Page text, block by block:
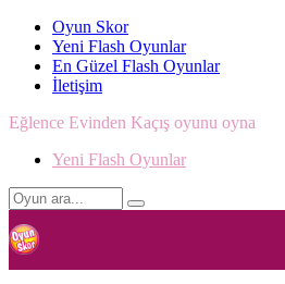
Oyun Skor
Yeni Flash Oyunlar
En Güzel Flash Oyunlar
İletişim
Eğlence Evinden Kaçış oyunu oyna
Yeni Flash Oyunlar